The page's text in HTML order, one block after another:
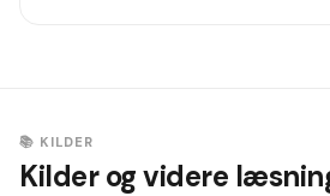
📚 KILDER
Kilder og videre